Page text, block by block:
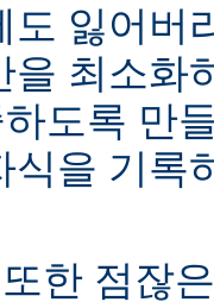
도 잃어버
을 최소화
도록 만
식을 기록
한 점잖